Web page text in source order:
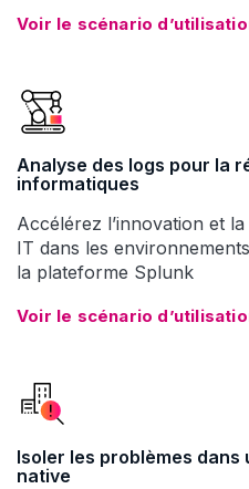
Voir le scénario
Analyse des logs pour la
informatiques
Accélérez l’innovation et
IT dans les
la plateforme Splunk
Voir le scénario
Isoler les problèmes
native